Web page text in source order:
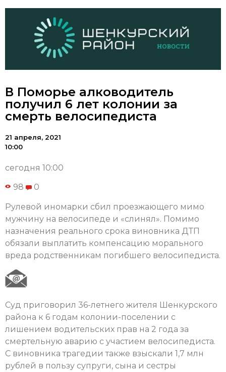
В Поморье алководитель
получил 6 лет колонии за
смерть велосипедиста
21 апреля, 2021
10:00
сегодня 10:00
98 0
Рулевой иномарки сбил проезжающего мимо
мужчину на велосипеде и «слинял». Помимо
назначения реального срока виновника ДТП
обязали выплатить компенсацию морального
вреда родственникам погибшего велосипедиста.
Суд приговорил 36-летнего жителя Шенкурского
района к 6 годам колонии-поселении с
лишением водительских прав на 2 года за
смертельную аварию с участием велосипедиста.
С виновника трагедии также взыскали 1,7 млн
рублей в пользу супруги, сына и сестры